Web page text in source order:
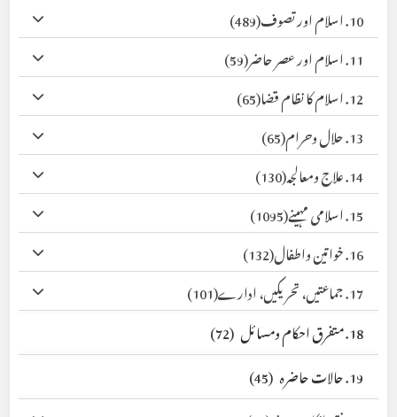
10. اسلام اور تصوف
(489)
11. اسلام اور عصر حاضر
(59)
12. اسلام کا نظام قضا
(65)
13. حلال وحرام
(65)
14. علاج ومعالجہ
(130)
15. اسلامی مہینے
(1095)
16. خواتین واطفال
(132)
17. جماعتیں، تحریکیں، ادارے
(101)
18. متفرق احکام ومسائل
(72)
19. حالات حاضرہ
(45)